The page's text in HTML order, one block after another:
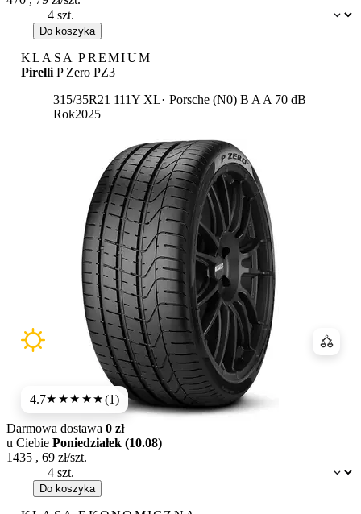
Dostępność:
Do koszyka
KLASA PREMIUM
Pirelli P Zero PZ3
315/35R21 111Y XL
Porsche (N0) Etykieta:
B A A 70 dB
Rok2025
4.7★★★★★(1)
Dostępność:
Darmowa dostawa 0 zł
u Ciebie Poniedziałek (10.08)
1435 , 69 zł/szt.
Do koszyka